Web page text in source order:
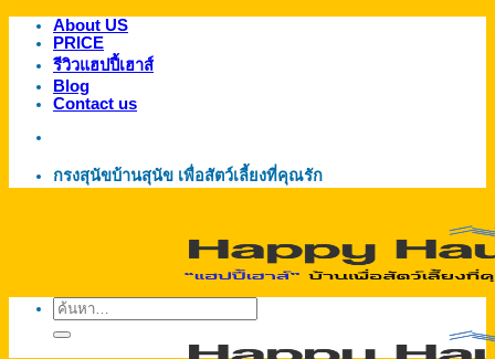
ข้าม
เนื้อหา
About US
PRICE
รีวิวแฮปปี้เฮาส์
Blog
Contact us
กรงสุนัขบ้านสุนัข เพื่อสัตว์เลี้ยงที่คุณรัก
ค้นหา: